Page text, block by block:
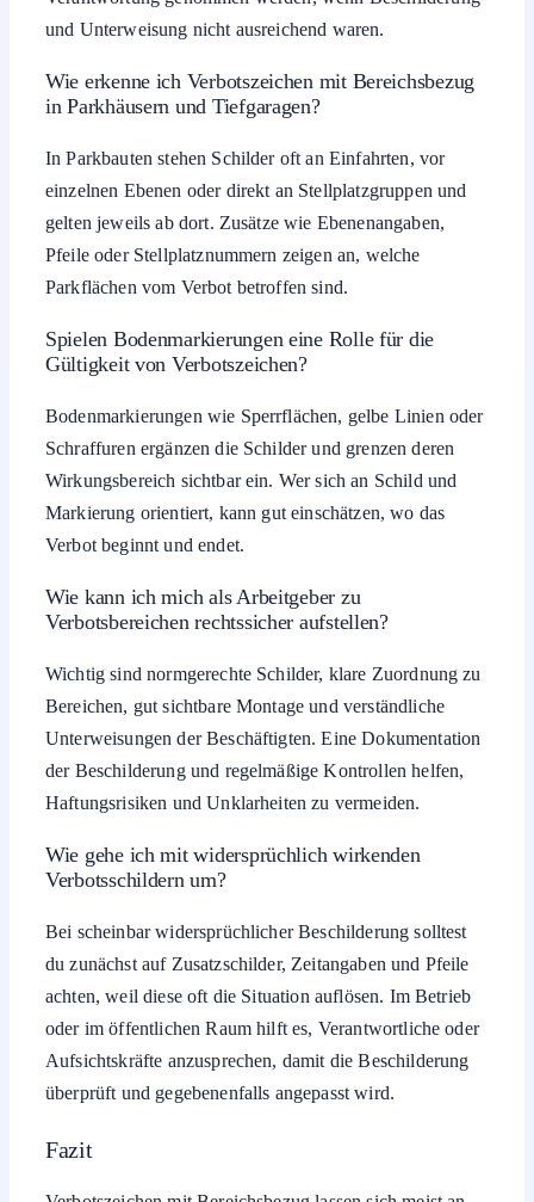
und Unterweisung nicht ausreichend waren.
Wie erkenne ich Verbotszeichen mit Bereichsbezug
in Parkhäusern und Tiefgaragen?
In Parkbauten stehen Schilder oft an Einfahrten, vor
einzelnen Ebenen oder direkt an Stellplatzgruppen und
gelten jeweils ab dort. Zusätze wie Ebenenangaben,
Pfeile oder Stellplatznummern zeigen an, welche
Parkflächen vom Verbot betroffen sind.
Spielen Bodenmarkierungen eine Rolle für die
Gültigkeit von Verbotszeichen?
Bodenmarkierungen wie Sperrflächen, gelbe Linien oder
Schraffuren ergänzen die Schilder und grenzen deren
Wirkungsbereich sichtbar ein. Wer sich an Schild und
Markierung orientiert, kann gut einschätzen, wo das
Verbot beginnt und endet.
Wie kann ich mich als Arbeitgeber zu
Verbotsbereichen rechtssicher aufstellen?
Wichtig sind normgerechte Schilder, klare Zuordnung zu
Bereichen, gut sichtbare Montage und verständliche
Unterweisungen der Beschäftigten. Eine Dokumentation
der Beschilderung und regelmäßige Kontrollen helfen,
Haftungsrisiken und Unklarheiten zu vermeiden.
Wie gehe ich mit widersprüchlich wirkenden
Verbotsschildern um?
Bei scheinbar widersprüchlicher Beschilderung solltest
du zunächst auf Zusatzschilder, Zeitangaben und Pfeile
achten, weil diese oft die Situation auflösen. Im Betrieb
oder im öffentlichen Raum hilft es, Verantwortliche oder
Aufsichtskräfte anzusprechen, damit die Beschilderung
überprüft und gegebenenfalls angepasst wird.
Fazit